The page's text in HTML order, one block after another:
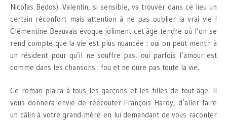
Nicolas Bedos). Valentin, si sensible, va trouver dans ce lieu un
certain réconfort mais attention à ne pas oublier la vrai vie !
Clémentine Beauvais évoque joliment cet âge tendre où l’on se
rend compte que la vie est plus nuancée : oui on peut mentir à
un résident pour qu’il ne souffre pas, oui parfois l’amour est
comme dans les chansons : fou et ne dure pas toute la vie.
Ce roman plaira à tous les garçons et les filles de tout âge. Il
vous donnera envie de réécouter François Hardy, d’aller faire
un câlin à votre grand-mère en lui demandant de vous raconter